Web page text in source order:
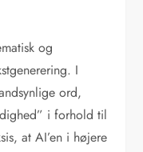
og
I
ord,
i forhold til
at AI’en i højere